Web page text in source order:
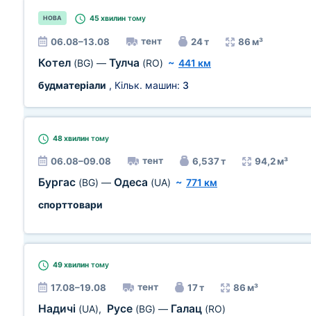
НОВА 45 хвилин тому
06.08–13.08 тент 24 т 86 м³
Котел (BG) — Тулча (RO) ~ 441 км
будматеріали , Кільк. машин: 3
48 хвилин тому
06.08–09.08 тент 6,537 т 94,2 м³
Бургас (BG) — Одеса (UA) ~ 771 км
спорттовари
49 хвилин тому
17.08–19.08 тент 17 т 86 м³
Надичі (UA), Русе (BG) — Галац (RO)